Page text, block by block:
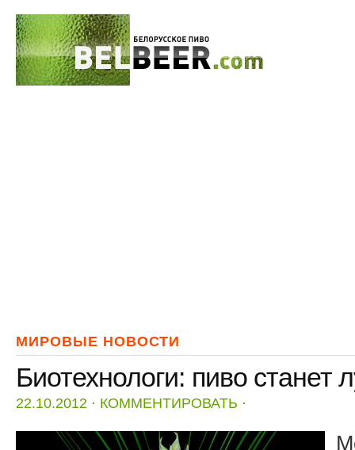
МИРОВЫЕ НОВОСТИ
Биотехнологи: пиво станет
22.10.2012 ⋅ КОММЕНТИРОВАТЬ ⋅